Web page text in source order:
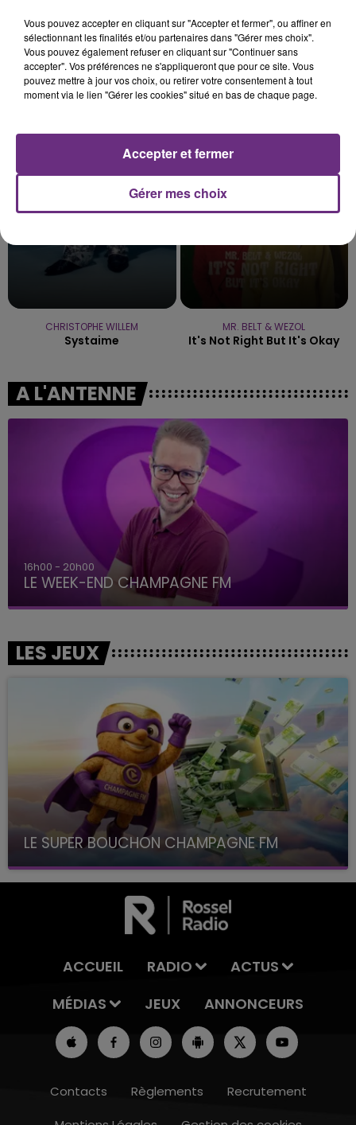
CHRISTOPHE WILLEM
Systaime
MR. BELT & WEZOL
It's Not Right But It's Okay
A L'ANTENNE
16h00 - 20h00
LE WEEK-END CHAMPAGNE FM
LES JEUX
LE SUPER BOUCHON CHAMPAGNE FM
avec La Famille Champagne FM, à 8H10
ACCUEIL RADIO
ACTUS
MÉDIAS
JEUX ANNONCEURS
Contacts Règlements
Recrutement
Vous pouvez accepter en cliquant sur "Accepter et fermer", ou affiner en
sélectionnant les finalités et/ou partenaires dans "Gérer mes choix".
Vous pouvez également refuser en cliquant sur "Continuer sans
accepter". Vos préférences ne s'appliqueront que pour ce site. Vous
pouvez mettre à jour vos choix, ou retirer votre consentement à tout
moment via le lien "Gérer les cookies" situé en bas de chaque page.
Gérer mes choix
Accepter et fermer